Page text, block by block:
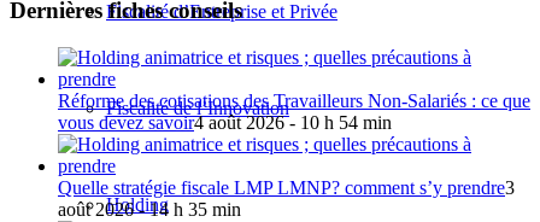
Fiscalité d’Entreprise et Privée
Fiscalité de l’Innovation
Holding
Dernières fiches conseils
Réforme des cotisations des Travailleurs Non-Salariés : ce que
vous devez savoir4 août 2026 - 10 h 54 min
Quelle stratégie fiscale LMP LMNP? comment s’y prendre3
août 2026 - 14 h 35 min